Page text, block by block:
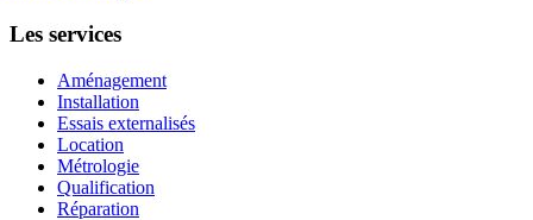
Les services
Aménagement
Installation
Essais externalisés
Location
Métrologie
Qualification
Réparation